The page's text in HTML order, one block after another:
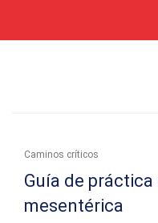
Caminos críticos
Guía de
mesentérica